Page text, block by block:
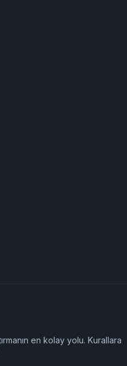
en kolay yolu. Kurallara